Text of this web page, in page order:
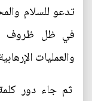
تدعو للسلام
في ظل ظروف
والعمليات
ثم جاء دور